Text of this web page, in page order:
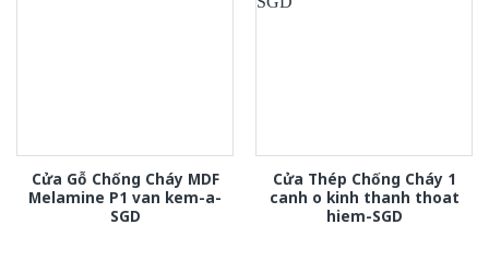
Cửa Gỗ Chống Cháy MDF
Melamine P1 van kem-a-
SGD
Cửa Thép Chống Cháy 1
canh o kinh thanh thoat
hiem-SGD